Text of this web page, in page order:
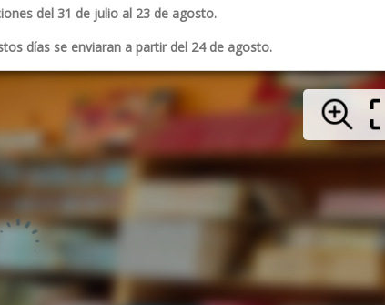
del 31 de julio al 23 de agosto.
días se enviaran a partir del 24 de agosto.